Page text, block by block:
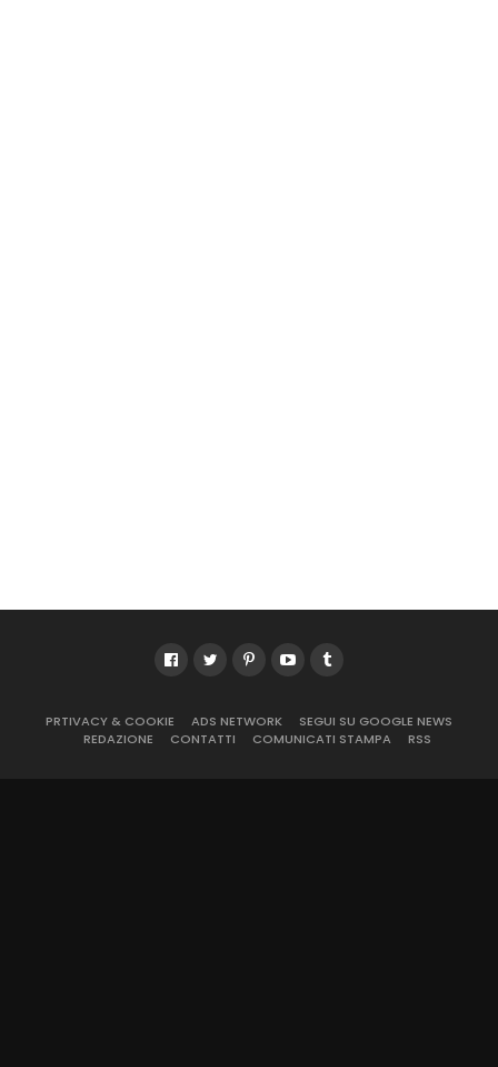
PRTIVACY & COOKIE ADS NETWORK
SEGUI SU GOOGLE NEWS
REDAZIONE
CONTATTI COMUNICATI STAMPA RSS